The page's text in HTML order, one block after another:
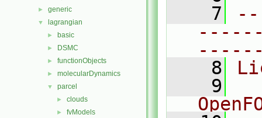
► generic
▼ lagrangian
► basic
► DSMC
► functionObjects
► molecularDynamics
▼ parcel
► clouds
► fvModels
    7
    8
    9